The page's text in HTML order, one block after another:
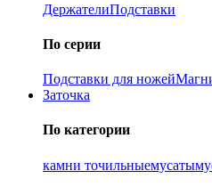
ДержателиПодставки
По серии
Подставки для ножей
Заточка
По категории
камни точильныемусаты